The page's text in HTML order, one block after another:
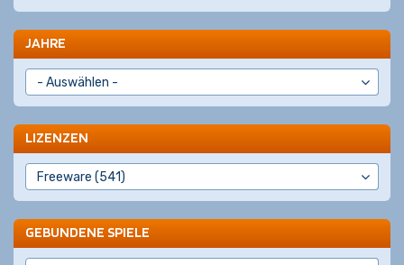
JAHRE
LIZENZEN
GEBUNDENE SPIELE